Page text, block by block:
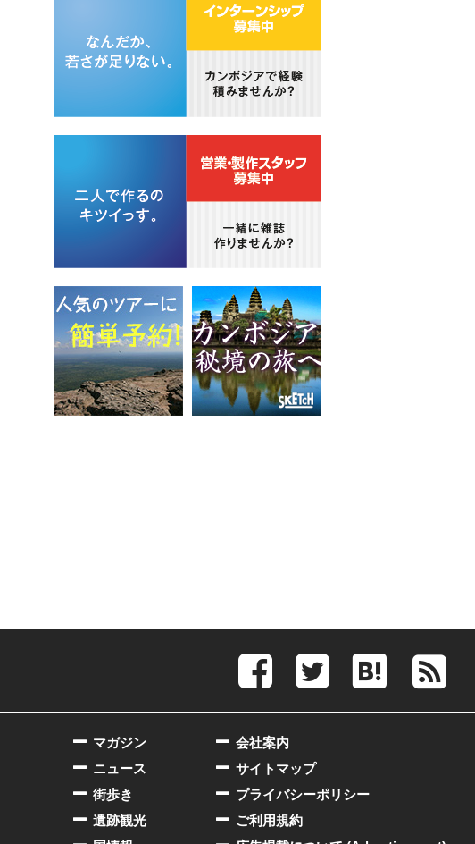
会社案内
サイトマップ
プライバシーポリシー
ご利用規約
マガジン
ニュース
街歩き
遺跡観光